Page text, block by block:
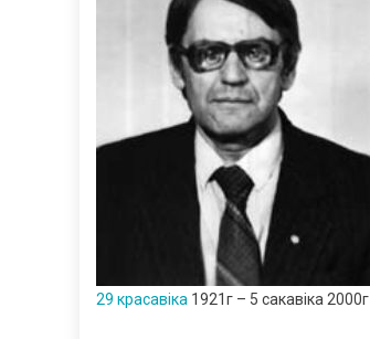
29 красавіка 1921г – 5 сакавіка 2000г